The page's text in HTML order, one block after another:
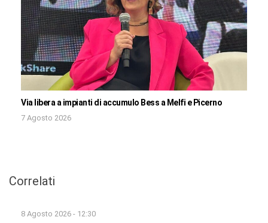
Via libera a impianti di accumulo Bess a Melfi e Picerno
7 Agosto 2026
Correlati
8 Agosto 2026 - 12:30